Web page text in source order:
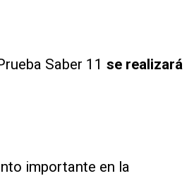
Saber 11 se realizará
importante en la